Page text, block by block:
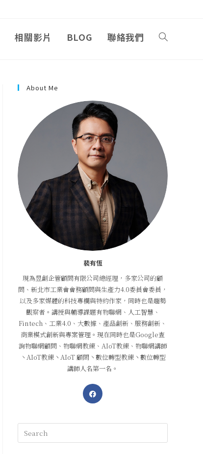
相關影片 BLOG 聯絡我們
About Me
裴有恆
現為昱創企管顧問有限公司總經理，多家公司的顧
問、新北市工業會會務顧問與生產力4.0委員會委員，
以及多家媒體的科技專欄與特約作家，同時也是趨勢
觀察者。講授與輔導課題有物聯網、人工智慧、
Fintech、工業4.0、大數據、產品創新、服務創新、
商業模式創新與專案管理。現在同時也是Google查
詢物聯網顧問、物聯網教練、AIoT教練、物聯網講師
丶AIoT教練丶AIoT 顧問丶數位轉型教練丶數位轉型
講師人名第一名。